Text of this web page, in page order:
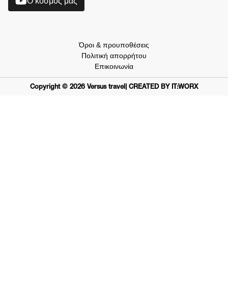
Όροι & προυποθέσεις
Πολιτική απορρήτου
Επικοινωνία
Copyright © 2026 Versus travel| CREATED BY IT:WORX